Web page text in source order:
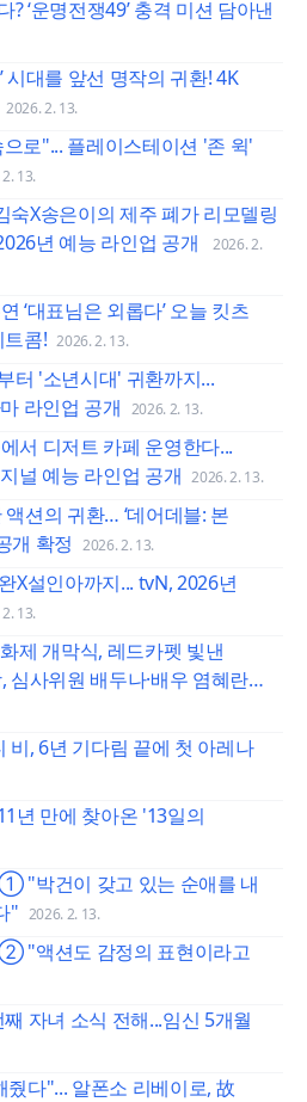
‘운명전쟁49’ 충격 미션 담아낸
시대를 앞선 명작의 귀환! 4K
2026. 2. 13.
로"... 플레이스테이션 '존 윅'
13.
X송은이의 제주 폐가 리모델링
년 예능 라인업 공개
2026. 2.
‘대표님은 외롭다’ 오늘 킷츠
콤! 2026. 2. 13.
터 '소년시대' 귀환까지...
라인업 공개 2026. 2. 13.
서 디저트 카페 운영한다...
널 예능 라인업 공개 2026. 2. 13.
션의 귀환… ‘데어데블: 본
개 확정 2026. 2. 13.
X설인아까지... tvN, 2026년
13.
제 개막식, 레드카펫 빛낸
심사위원 배두나·배우 염혜란…
비, 6년 기다림 끝에 첫 아레나
년 만에 찾아온 '13일의
"박건이 갖고 있는 순애를 내
" 2026. 2. 13.
"액션도 감정의 표현이라고
자녀 소식 전해...임신 5개월
다"... 알폰소 리베이로, 故